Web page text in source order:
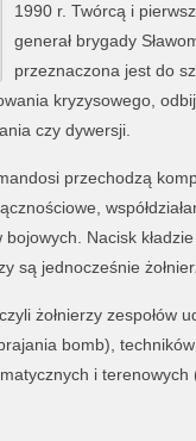
1990 r. Twórcą i
generał brygady
przeznaczona jest do
kryzysowego,
czy dywersji.
przechodzą
Nacisk
są jednocześnie
żołnierzy zespołów
bomb), techników
i terenowych